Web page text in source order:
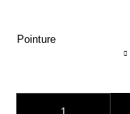
Pointure